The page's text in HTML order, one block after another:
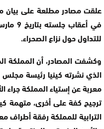
علقت مصادر مطلعة على بيان
في
للتداول حول نزاع الصحراء.
وكشفت المصادر، أن المملكة
الذي نشرته كينيا رئيسة
معربة عن إستياء المملكة
ترجيح كفة على أخرى، متهمة
الترابية للمملكة رفقة أطراف